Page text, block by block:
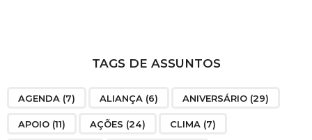
TAGS DE ASSUNTOS
AGENDA (7) ALIANÇA (6) ANIVERSÁRIO (29)
APOIO (11) AÇÕES (24) CLIMA (7)